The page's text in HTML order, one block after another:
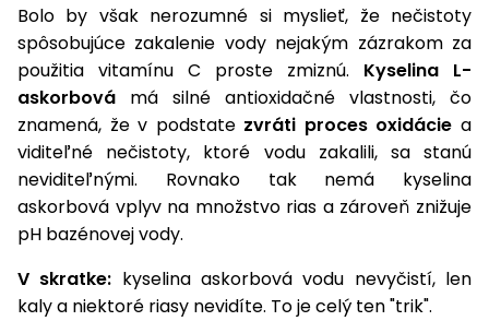
Rozmetadlá
a posypové
vozíky
Čerpadlá
a
vodárne
Vysokotlakové
umývačky
Zametacie
Vykurovanie
Navijaky
Príslušenstvo
Bagre
Bolo by však nerozumné si myslieť, že nečistoty
spôsobujúce zakalenie vody nejakým zázrakom za
použitia vitamínu C proste zmiznú. Kyselina L-
askorbová má silné antioxidačné vlastnosti, čo
znamená, že v podstate zvráti proces oxidácie a
viditeľné nečistoty, ktoré vodu zakalili, sa stanú
neviditeľnými. Rovnako tak nemá kyselina
askorbová vplyv na množstvo rias a zároveň znižuje
pH bazénovej vody.
V skratke: kyselina askorbová vodu nevyčistí, len
kaly a niektoré riasy nevidíte. To je celý ten "trik".